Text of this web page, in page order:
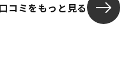
コミをもっと見る